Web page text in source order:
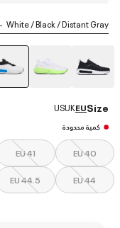
White / Black / Distant Gray
Size
EU
UK
US
كمية محدودة
EU 40
EU 41
EU 44
EU 44.5